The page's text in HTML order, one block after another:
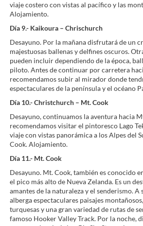
viaje costero con vistas al pacífico y las
Alojamiento.
Día 9.- Kaikoura – Chrischurch
Desayuno. Por la mañana disfrutará de un
majestuosas ballenas y delfines oscuros.
pueden incluir dependiendo de la época,
piloto. Antes de continuar por carretera
recomendamos subir al mirador donde
espectaculares de la península y el océano
Día 10.- Christchurch – Mt. Cook
Desayuno, continuamos la aventura hacia
recomendamos visitar el pintoresco Lago
viaje con vistas panorámica a los Alpes del
Cook. Alojamiento.
Día 11.- Mt. Cook
Desayuno. Mt. Cook, también es conocido
el pico más alto de Nueva Zelanda. Es un
amantes de la naturaleza y el senderismo. A
alberga espectaculares paisajes
turquesas y una gran variedad de rutas de
famoso Hooker Valley Track. Por la noche,